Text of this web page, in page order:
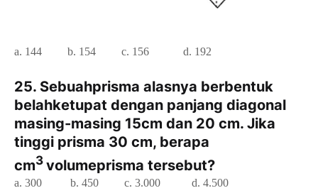
a. 144 b. 154 c. 156 d. 192
25. Sebuahprisma alasnya berbentuk
belahketupat dengan panjang diagonal
masing-masing 15cm dan 20 cm. Jika
tinggi prisma 30 cm, berapa
cm3 volumeprisma tersebut?
a. 300 b. 450 c. 3.000 d. 4.500